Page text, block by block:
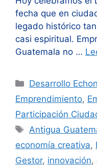
fecha que en
legado histórico
casi espiritual.
Guatemala no …
Categorías
Desarrollo
Emprendimiento,
Participación
Etiquetas
Antigua
economía creativa,
Gestor, innovación,